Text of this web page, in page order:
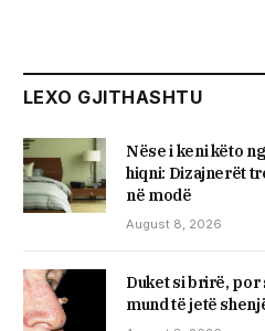
LEXO GJITHASHTU
Nëse i keni këto
hiqni: Dizajnerët
në modë
August 8, 2026
Duket si brirë, por
mund të jetë